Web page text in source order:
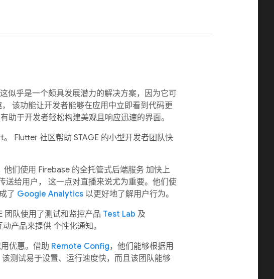
似乎是一个颇具发展潜力的解决方案，因为它可
该功能让开发者能够在应用中立即看到代码更
于开发者轻松构建美观且响应迅速的界面。
Flutter 社区帮助 STAGE 的小型开发者团队快
们使用 Firebase 的全托管式后端服务 加快上
送给用户， 这一点对直播来说尤为重要。他们使
了 Google Analytics 以更好地了解用户行为。
团队使用了测试和监控产品 Test Lab 及
动产品来提供 个性化通知。
优惠。借助 Remote Config，他们能够根据用
测试易于设置、运行速度快，而且该团队能够